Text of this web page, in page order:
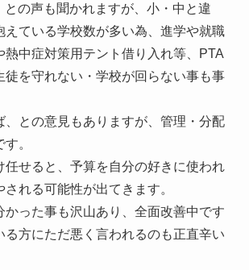
との声も聞かれますが、小・中と違
えている学校数が多い為、進学や就職
熱中症対策用テント借り入れ等、PTA
徒を守れない・学校が回らない事も事
、との意見もありますが、管理・分配
。
任せると、予算を自分の好きに使われ
れる可能性が出てきます。
かった事も沢山あり、全面改善中です
る方にただ悪く言われるのも正直辛い